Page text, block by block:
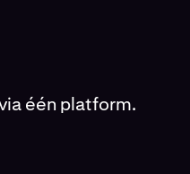
één platform.